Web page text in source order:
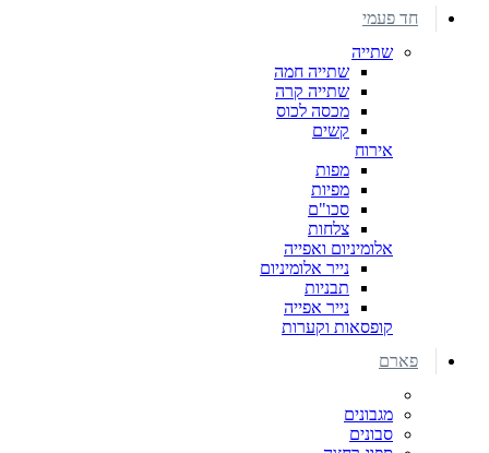
חד פעמי
שתייה
שתייה חמה
שתייה קרה
מכסה לכוס
קשים
אירוח
מפות
מפיות
סכו"ם
צלחות
אלומיניום ואפייה
נייר אלומיניום
תבניות
נייר אפייה
קופסאות וקערות
פארם
מגבונים
סבונים